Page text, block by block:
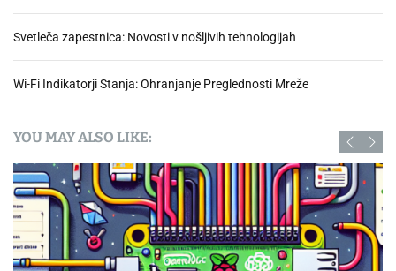
Svetleča zapestnica: Novosti v nošljivih tehnologijah
Wi-Fi Indikatorji Stanja: Ohranjanje Preglednosti Mreže
YOU MAY ALSO LIKE: